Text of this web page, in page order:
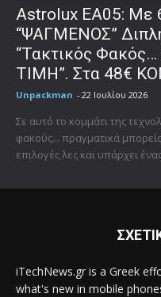
Astrolux ΕΑ05: Με
“ΨΑΓΜΕΝΟΣ”
“Τακτικός
ΤΙΜΗ”. Στα 48€
Unpackman - 22 Ιουλίου 2026
Σε αυτό το κομμάτι της
φακούς... πραγματικά
επιλογές λες και υπάρχει
iTechNews.gr is a Greek
what's new in mobile